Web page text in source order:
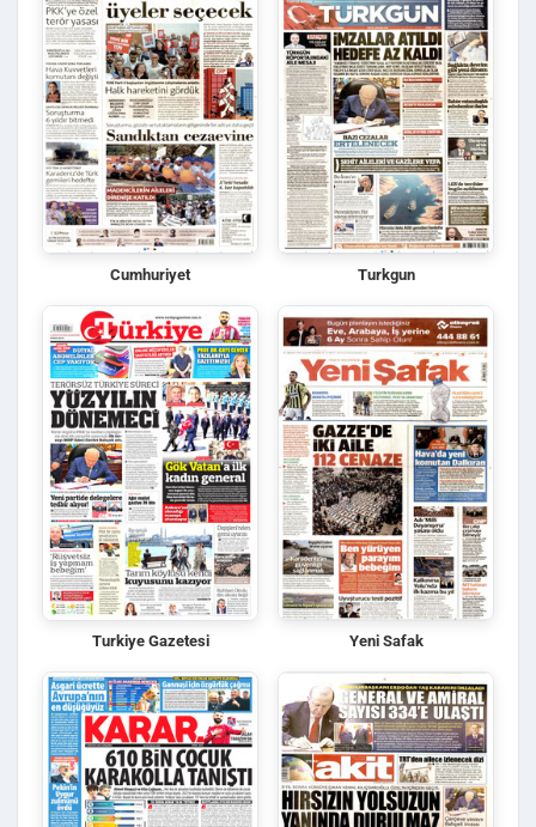
Cumhuriyet Turkgun
Turkiye Gazetesi Yeni Safak